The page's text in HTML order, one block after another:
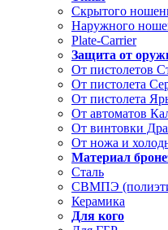
Скрытого
Наружного
Plate-Carrier
Защита от
От пистолетов
От пистолета
От пистолета
От автоматов
От винтовки
От ножа и
Материал
Сталь
СВМПЭ
Керамика
Для кого